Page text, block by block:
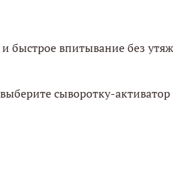
быстрое впитывание без
сыворотку-